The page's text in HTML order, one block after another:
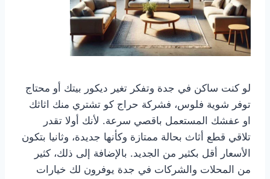
لو كنت ساكن في جدة وتفكر تغير ديكور بيتك أو محتاج
توفر شوية فلوس، فشركة حراج كو تشتري منك اثاثك
او عفشك المستعمل باقصي سرعة. لأنك أولا تقدر
تلاقي قطع أثاث بحالة ممتازة وكأنها جديدة، وثانيا بتكون
الأسعار أقل بكثير من الجديد. بالإضافة إلى ذلك، كثير
من المحلات والشركات في جدة يوفرون لك خيارات